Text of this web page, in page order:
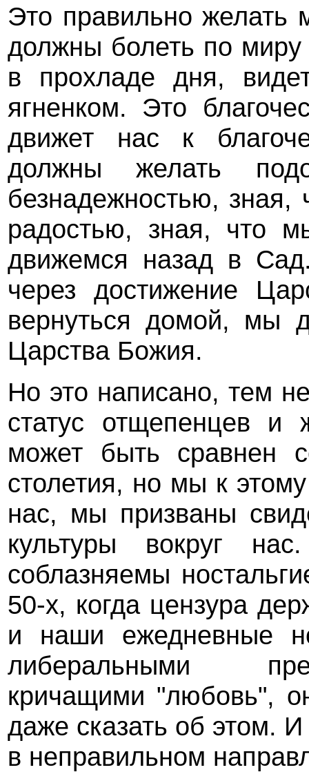
Это правильно желать
должны болеть по
в прохладе дня,
ягненком. Это
движет нас к
должны желать
безнадежностью, зная,
радостью, зная, что
движемся назад в
через достижение
вернуться домой, мы
Царства Божия.
Но это написано, тем
статус отщепенцев и
может быть сравнен
столетия, но мы к
нас, мы призваны
культуры вокруг
соблазняемы
50-х, когда цензура
и наши ежедневные
либеральными
кричащими "любовь",
даже сказать об этом.
в неправильном